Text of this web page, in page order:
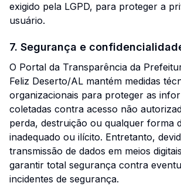
exigido pela LGPD, para proteger a
usuário.
7. Segurança e
O Portal da Transparência da
Feliz Deserto/AL mantém medidas
organizacionais para proteger as
coletadas contra acesso não
perda, destruição ou qualquer forma
inadequado ou ilícito. Entretanto,
transmissão de dados em meios
garantir total segurança contra
incidentes de segurança.